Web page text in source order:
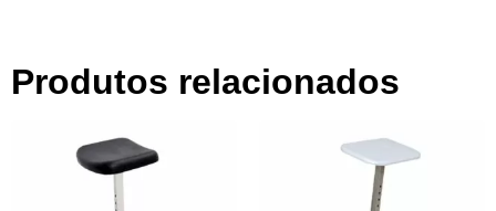
Produtos relacionados